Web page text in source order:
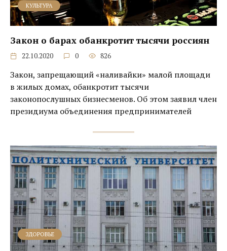
КУЛЬТУРА
Закон о барах обанкротит тысячи россиян
22.10.2020 0 826
Закон, запрещающий «наливайки» малой площади
в жилых домах, обанкротит тысячи
законопослушных бизнесменов. Об этом заявил член
президиума объединения предпринимателей
ЗДОРОВЬЕ